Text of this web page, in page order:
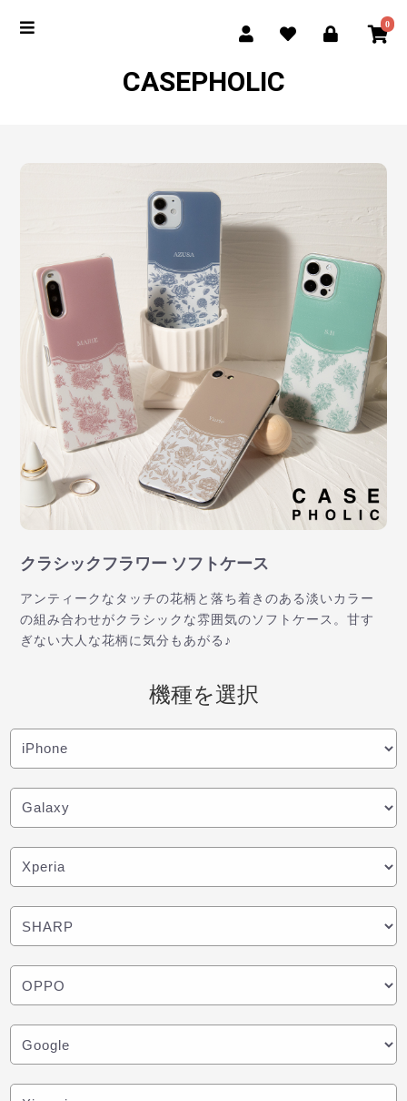
0
CASEPHOLIC
クラシックフラワー ソフトケース
アンティークなタッチの花柄と落ち着きのある淡いカラー
の組み合わせがクラシックな雰囲気のソフトケース。甘す
ぎない大人な花柄に気分もあがる♪
機種を選択